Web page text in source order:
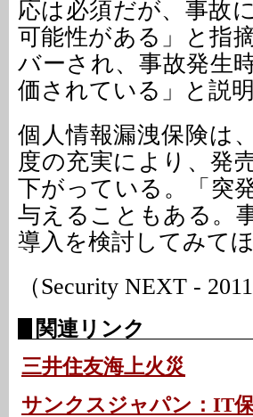
応は必須だが、事故
可能性がある」と指
バーされ、事故発生
価されている」と説明
個人情報漏洩保険は
度の充実により、発
下がっている。「突
与えることもある。
導入を検討してみて
（Security NEXT -
関連リンク
三井住友海上火災
サンクスジャパン：IT